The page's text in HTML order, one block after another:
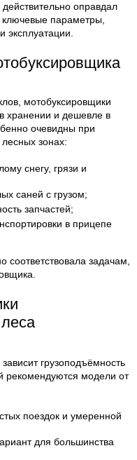
оправдал
ключевые параметры,
эксплуатации.
мотобуксировщики
хранении и дешевле в
очевидны при
зонах:
снегу, грязи и
саней с грузом;
запчастей;
в прицепе
соответствовала задачам,
грузоподъёмность
рекомендуются модели от
поездок и умеренной
для большинства